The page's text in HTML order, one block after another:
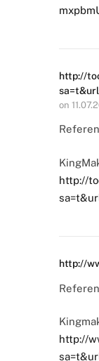
http://
on
http://
http://
http://